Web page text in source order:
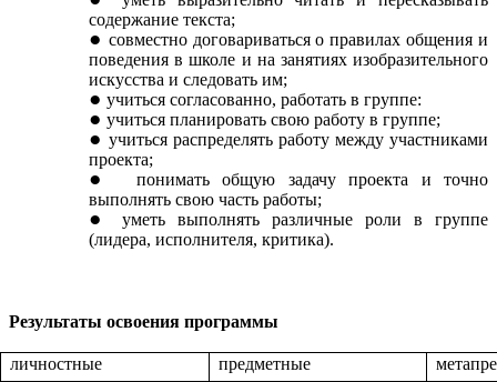
содержание текста;
совместно договариваться о правилах общения и
поведения в школе и на занятиях изобразительного
искусства и следовать им;
учиться согласованно, работать в группе:
учиться планировать свою работу в группе;
учиться распределять работу между участниками
проекта;
понимать общую задачу проекта и точно
выполнять свою часть работы;
уметь выполнять различные роли в группе
(лидера, исполнителя, критика).
Результаты освоения программы
личностные предметные